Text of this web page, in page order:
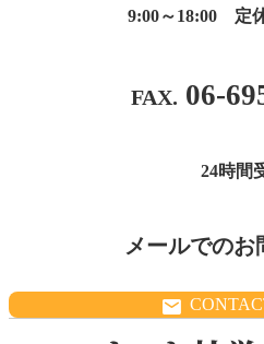
9:00～18:00 定
06-
24時間
メールでのお